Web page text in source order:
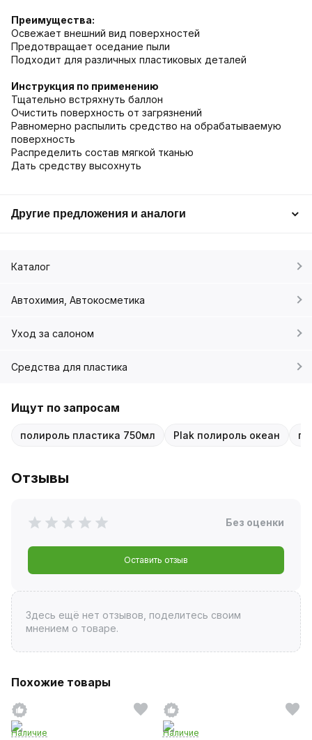
Преимущества:
Освежает внешний вид поверхностей
Предотвращает оседание пыли
Подходит для различных пластиковых деталей
Инструкция по применению
Тщательно встряхнуть баллон
Очистить поверхность от загрязнений
Равномерно распылить средство на обрабатываемую
поверхность
Распределить состав мягкой тканью
Дать средству высохнуть
Другие предложения и аналоги
Каталог
Автохимия, Автокосметика
Уход за салоном
Средства для пластика
Ищут по запросам
полироль пластика 750мл Plak полироль океан
Отзывы
Без оценки
Оставить отзыв
Здесь ещё нет отзывов, поделитесь своим
мнением о товаре.
Похожие товары
Наличие
Наличие